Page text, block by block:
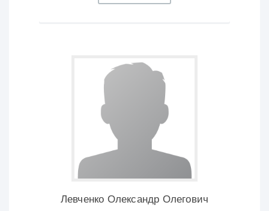
Левченко Олександр Олегович